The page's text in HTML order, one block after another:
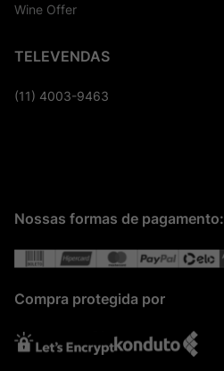
Wine Offer
TELEVENDAS
(11) 4003-9463
Nossas formas de pagamento:
Compra protegida por